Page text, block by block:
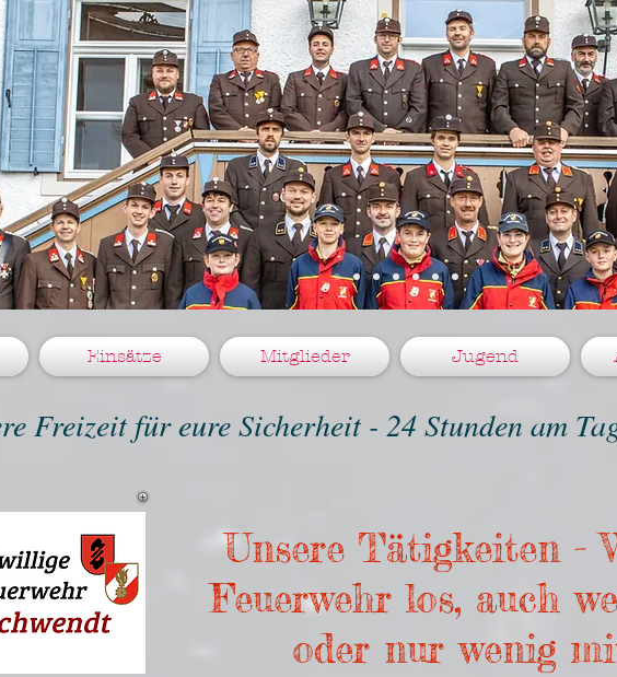
Einsätze Mitglieder Jugend
Unsere Tätigkeiten -
Feuerwehr los, auch
oder nur wenig
Freizeit für eure Sicherheit - 24 Stunden am